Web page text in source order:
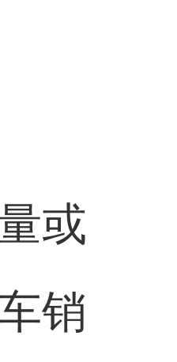
或
销